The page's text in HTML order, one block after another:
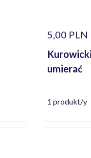
5,00 PLN
umierać
1 produkt/y